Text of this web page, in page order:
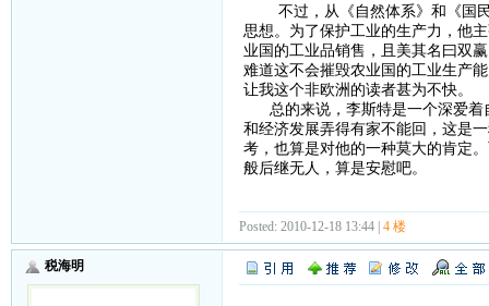
不过，从《自然体系》和《国民
思想。为了保护工业的生产力，他
业国的工业品销售，且美其名曰双
难道这不会摧毁农业国的工业生产
让我这个非欧洲的读者甚为不快。
总的来说，李斯特是一个深爱着
和经济发展弄得有家不能回，这是
考，也算是对他的一种莫大的肯定
般后继无人，算是安慰吧。
Posted: 2010-12-18 13:44 | 4 楼
税海明